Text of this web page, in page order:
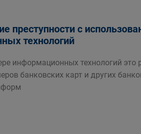
преступности с
технологий
информационных технологий
банковских карт и других